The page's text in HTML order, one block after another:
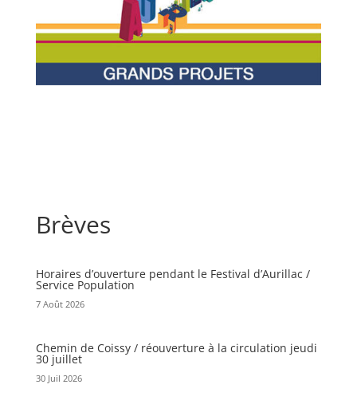
Brèves
Horaires d’ouverture pendant le Festival d’Aurillac /
Service Population
7 Août 2026
Chemin de Coissy / réouverture à la circulation jeudi
30 juillet
30 Juil 2026